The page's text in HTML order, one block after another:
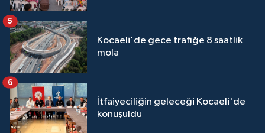
Kocaeli'de gece trafiğe 8 saatlik
mola
5
İtfaiyeciliğin geleceği Kocaeli'de
konuşuldu
6